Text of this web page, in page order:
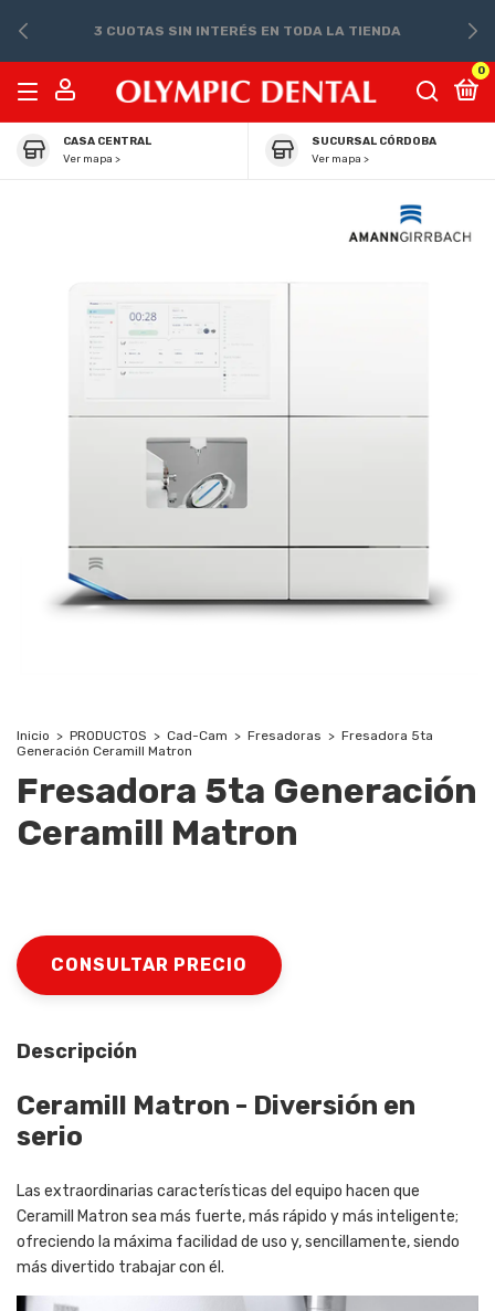
3 CUOTAS SIN INTERÉS EN TODA LA TIENDA
0
CASA CENTRAL
Ver mapa >
SUCURSAL CÓRDOBA
Ver mapa >
Inicio > PRODUCTOS > Cad-Cam > Fresadoras > Fresadora 5ta
Generación Ceramill Matron
Fresadora 5ta Generación
Ceramill Matron
Descripción
Ceramill Matron - Diversión en
serio
Las extraordinarias características del equipo hacen que
Ceramill Matron sea más fuerte, más rápido y más inteligente;
ofreciendo la máxima facilidad de uso y, sencillamente, siendo
más divertido trabajar con él.